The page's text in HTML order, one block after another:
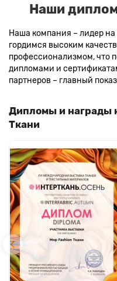
Наши
Наша компания – лидер
гордимся высоким
профессионализмом, что
дипломами и
партнеров – главный
Дипломы и награды
Ткани